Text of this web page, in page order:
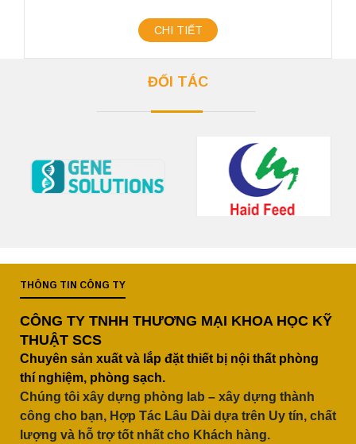
CHI TIẾT
ĐỐI TÁC
THÔNG TIN CÔNG TY
CÔNG TY TNHH THƯƠNG MẠI KHOA HỌC KỸ
THUẬT SCS
Chuyên sản xuất và lắp đặt thiết bị nội thất phòng
thí nghiệm, phòng sạch.
Chúng tôi xây dựng phòng lab – xây dựng thành
công cho bạn, Hợp Tác Lâu Dài dựa trên Uy tín, chất
lượng và hỗ trợ tốt nhất cho Khách hàng.